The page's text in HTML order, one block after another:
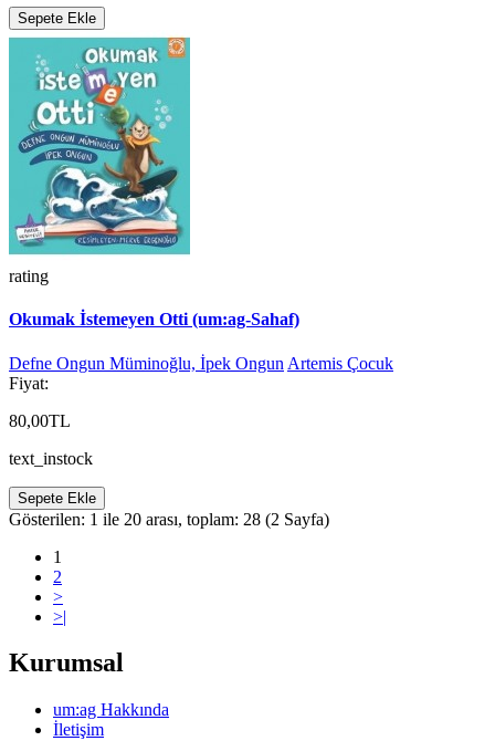
Sepete Ekle
rating
Okumak İstemeyen Otti (um:ag-Sahaf)
Defne Ongun Müminoğlu, İpek Ongun Artemis Çocuk
Fiyat:
80,00TL
text_instock
Sepete Ekle
Gösterilen: 1 ile 20 arası, toplam: 28 (2 Sayfa)
1
2
>
>|
Kurumsal
um:ag Hakkında
İletişim